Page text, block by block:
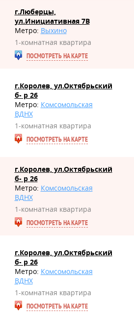
г.Люберцы,
ул.Инициативная 7В
Метро: Выхино
1-комнатная квартира
ПОСМОТРЕТЬ НА КАРТЕ
г.Королев, ул.Октябрьский
б- р 26
Метро: Комсомольская
ВДНХ
1-комнатная квартира
ПОСМОТРЕТЬ НА КАРТЕ
г.Королев, ул.Октябрьский
б- р 26
Метро: Комсомольская
ВДНХ
1-комнатная квартира
ПОСМОТРЕТЬ НА КАРТЕ
г.Королев, ул.Октябрьский
б- р 26
Метро: Комсомольская
ВДНХ
1-комнатная квартира
ПОСМОТРЕТЬ НА КАРТЕ